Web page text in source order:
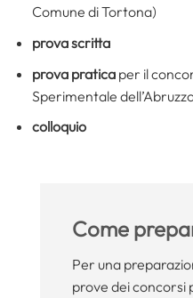
Comune di Tortona)
prova scritta
prova praticaper il
Sperimentale
colloquio
Come
Per una
prove dei concorsi